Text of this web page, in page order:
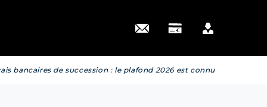
bancaires de succession : le plafond 2026 est connu